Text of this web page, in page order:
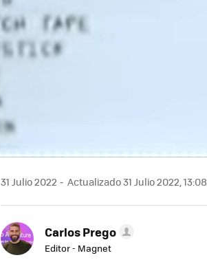
31 Julio 2022 Actualizado 31 Julio 2022, 13:08
Carlos Prego
Editor - Magnet